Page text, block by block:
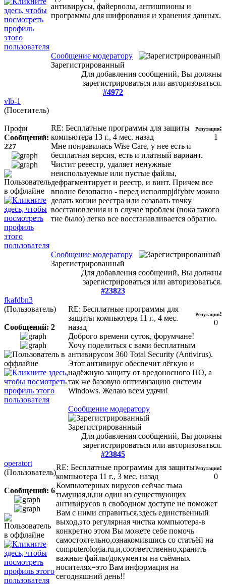
антивирусы, файерволы, антишпионы и
программы для шифрования и хранения данных.
Сообщение модератору
Зарегистрированный
Для добавления сообщений, Вы должны
зарегистрироваться или авторизоваться.
#4972
vlb-1
(Посетитель)
Профи
Сообщений:
227
RE: Бесплатные программы для защиты
компьютера 13 г., 4 мес. назад
Репутация:
1
Мне понравилась Wise Care, у нее есть и
бесплатная версия, есть и платный вариант.
Чистит рееестр, удаляет ненужные
неиспользуемые или пустые файлы,
дефрагментирует и реестр, и винт. Причем все
вполне безопасно - перед исполmpjdfybtv можно
делать копии реестра или созавать точку
восстановления и в случае проблем (пока такого
тне было) легко все восстанавливается обратно.
Сообщение модератору
Зарегистрированный
Для добавления сообщений, Вы должны
зарегистрироваться или авторизоваться.
#23823
fkafdbn3
(Пользователь)
Сообщений: 2
RE: Бесплатные программы для
защиты компьютера 11 г., 4 мес.
назад
Репутация:
0
Доброго времени суток, форумчане!
Хочу поделиться с вами бесплатным
антивирусом 360 Total Security (Antivirus).
Этот антивирус обеспечит лёгкую и
надёжную защиту от вредоносного ПО, а
так же базовую оптимизацию системы
Windows. Желаю всем удачи!
Сообщение модератору
Зарегистрированный
Для добавления сообщений, Вы должны
зарегистрироваться или авторизоваться.
#23845
operatort
(Пользователь)
Сообщений: 6
RE: Бесплатные программы для защиты
компьютера 11 г., 3 мес. назад
Репутация:
0
Компьютерных вирусов сейчас тьма
тьмущая,и,ни один из существующих
антивирусов в свободном доступе не поможет
Вам с ними справиться,здесь единственный
выход,это регулярная чистка компьютера-в
конкретно этом Вы можете себе помочь
самостоятельно,ознакомившись со статьёй на
computerologia.ru,и,соответственно,хранить
важные файлы/документы на съёмных
носителях=это Вам информация на
сегодняшний день!!